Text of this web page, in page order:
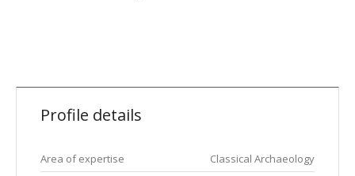
Profile details
Area of expertise
Classical Archaeology